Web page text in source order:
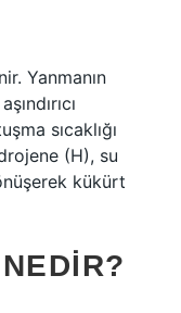
Yanmanın
sıcaklığı
(H), su
kükürt